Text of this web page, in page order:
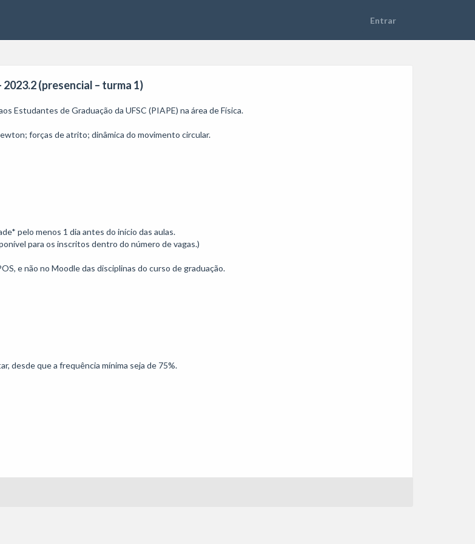
(presencial – turma 1)
Estudantes de Graduação da UFSC (PIAPE) na área de Física.
forças de atrito; dinâmica do movimento circular.
pelo menos 1 dia antes do início das aulas.
para os inscritos dentro do número de vagas.)
e não no Moodle das disciplinas do curso de graduação.